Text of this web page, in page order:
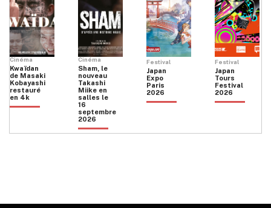
Cinéma
Kwaïdan
de Masaki
Kobayashi
restauré
en 4k
Cinéma
Sham, le
nouveau
Takashi
Miike en
salles le
16
septembre
2026
Festival
Japan
Expo
Paris
2026
Festival
Japan
Tours
Festival
2026